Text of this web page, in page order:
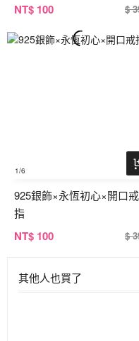
NT$ 100 $
1/6
925銀飾×永恆初心×開口戒
指
NT$ 100 $
其他人也買了